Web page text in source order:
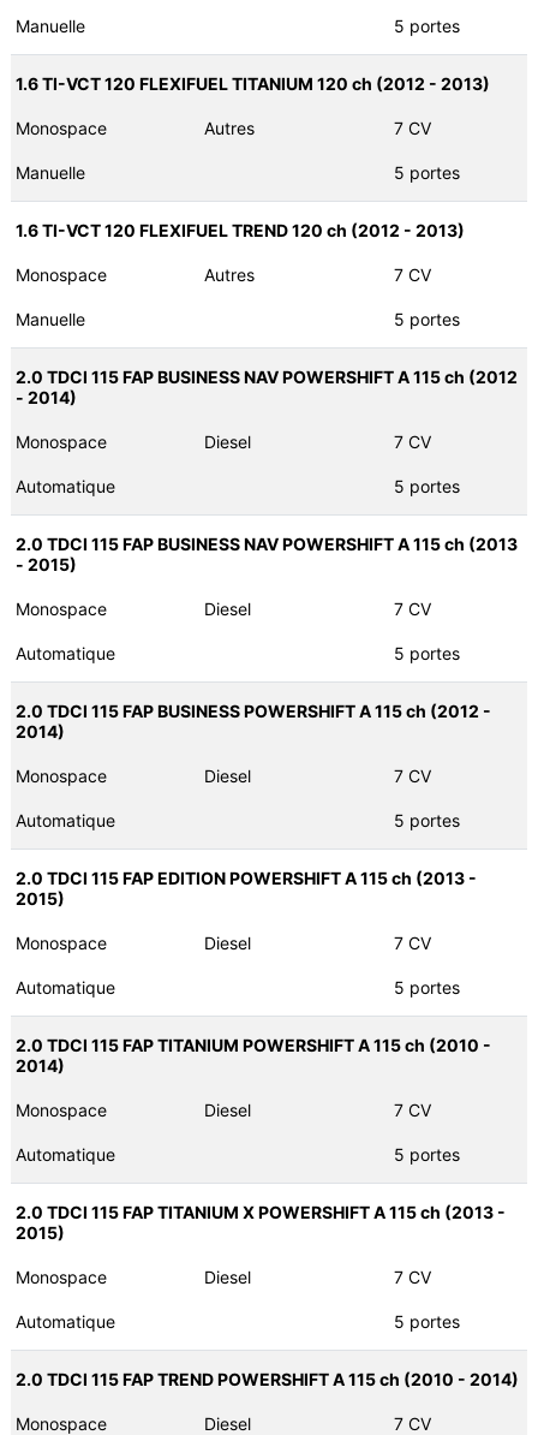
Manuelle 5 portes
1.6 TI-VCT 120 FLEXIFUEL TITANIUM 120 ch (2012 - 2013)
Monospace Autres 7 CV
Manuelle 5 portes
1.6 TI-VCT 120 FLEXIFUEL TREND 120 ch (2012 - 2013)
Monospace Autres 7 CV
Manuelle 5 portes
2.0 TDCI 115 FAP BUSINESS NAV POWERSHIFT A 115 ch (2012
- 2014)
Monospace Diesel 7 CV
Automatique 5 portes
2.0 TDCI 115 FAP BUSINESS NAV POWERSHIFT A 115 ch (2013
- 2015)
Monospace Diesel 7 CV
Automatique 5 portes
2.0 TDCI 115 FAP BUSINESS POWERSHIFT A 115 ch (2012 -
2014)
Monospace Diesel 7 CV
Automatique 5 portes
2.0 TDCI 115 FAP EDITION POWERSHIFT A 115 ch (2013 -
2015)
Monospace Diesel 7 CV
Automatique 5 portes
2.0 TDCI 115 FAP TITANIUM POWERSHIFT A 115 ch (2010 -
2014)
Monospace Diesel 7 CV
Automatique 5 portes
2.0 TDCI 115 FAP TITANIUM X POWERSHIFT A 115 ch (2013 -
2015)
Monospace Diesel 7 CV
Automatique 5 portes
2.0 TDCI 115 FAP TREND POWERSHIFT A 115 ch (2010 - 2014)
Monospace Diesel 7 CV